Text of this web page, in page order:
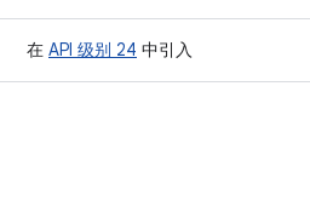
在 API 级别 24 中引入